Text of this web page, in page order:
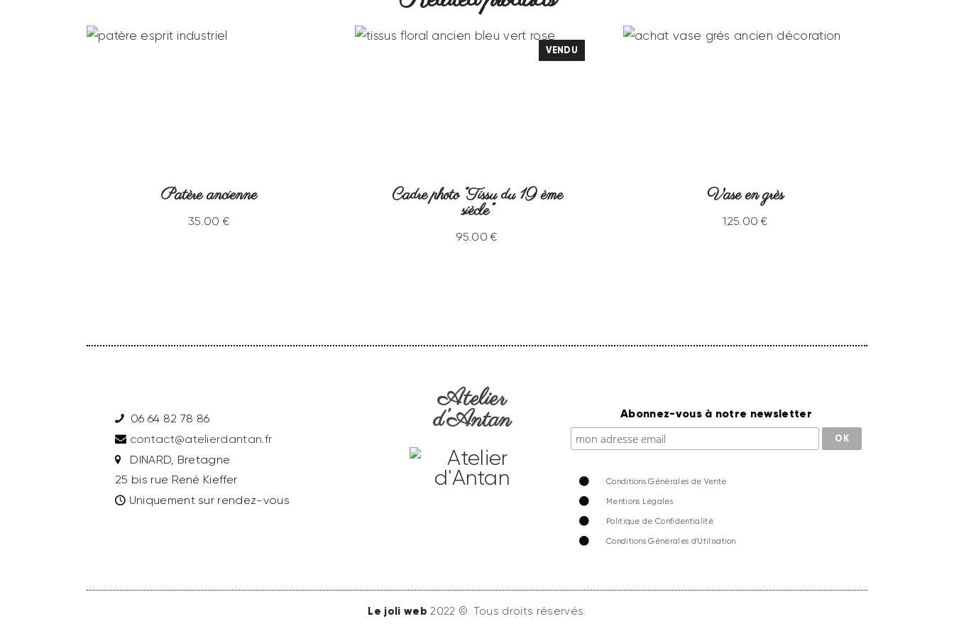
Patère ancienne
35.00 €
VENDU
Cadre photo “Tissu du 19 ème
siècle”
95.00 €
Vase en grès
125.00 €
06 64 82 78 86
contact@atelierdantan.fr
DINARD, Bretagne
25 bis rue René Kieffer
Uniquement sur rendez-vous
Atelier
d’Antan Abonnez-vous à notre newsletter
Conditions Générales de Vente
Mentions Légales
Politique de Confidentialité
Conditions Générales d'Utilisation
Le joli web2022 ©. Tous droits réservés.